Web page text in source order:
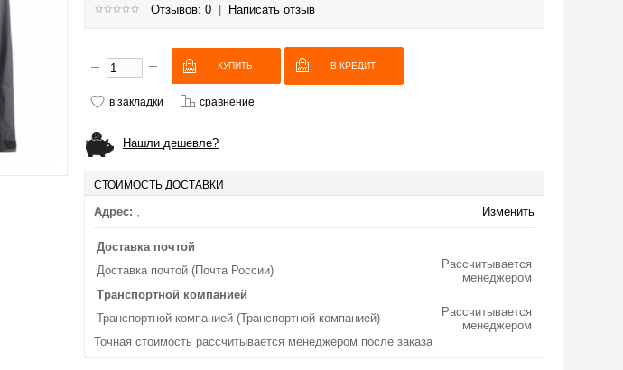
Отзывов: 0 Написать отзыв
В КРЕДИТ
в закладки сравнение
Нашли дешевле?
СТОИМОСТЬ ДОСТАВКИ
Адрес: , Изменить
Доставка почтой
Доставка почтой (Почта России)
Рассчитывается
менеджером
Транспортной компанией
Транспортной компанией (Транспортной компанией)
Рассчитывается
менеджером
Точная стоимость рассчитывается менеджером после заказа